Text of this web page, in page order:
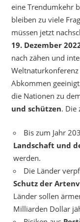
eine Trendumkehr
bleiben zu viele
müssen jetzt
19. Dezember
nach zähen und
Abkommen
die Nationen zu
und schützen. Die
Bis zum Jahr
Landschaft und
werden.
Die Länder
Schutz der
Länder sollen
Milliarden Dollar